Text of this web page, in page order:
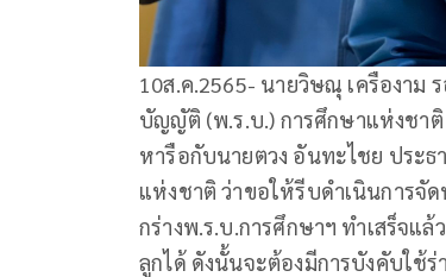
10ส.ค.2565- นายวิษณุ เครืองาม
บัญญัติ (พ.ร.บ.) การศึกษาแห่งชาติ
หารือกับนายตวง อันทะไชย ประ
แห่งชาติ ว่าขอให้รีบดำเนินการจั
กร่างพ.ร.บ.การศึกษาฯ ทำเสร็จแ
ลูกได้ ดังนั้นจะต้องมีการบังคับใช้